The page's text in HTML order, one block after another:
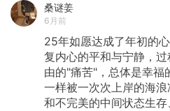
桑谜姜
6月前
25年如愿达成了年初的
复内心的平和与宁静，
由的"痛苦"，总体是幸福
一样被一次次上岸的海
和不完美的中间状态生